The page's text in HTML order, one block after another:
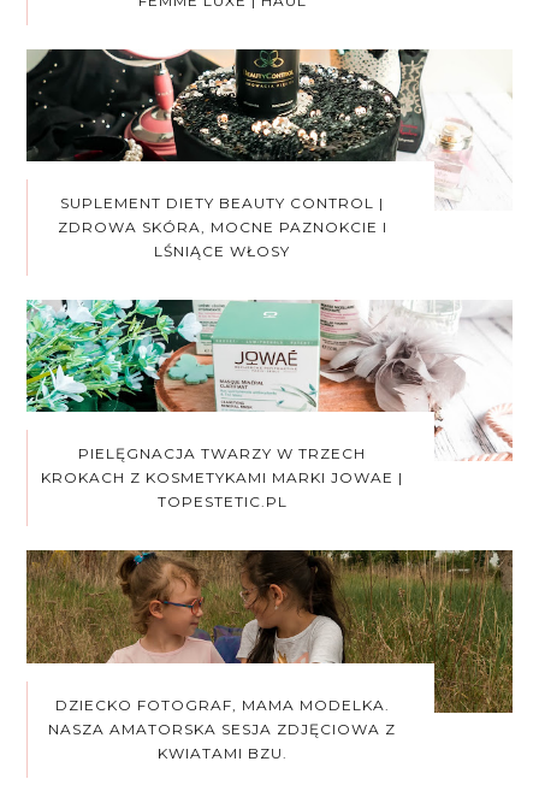
SUPLEMENT DIETY BEAUTY CONTROL |
ZDROWA SKÓRA, MOCNE PAZNOKCIE I
LŚNIĄCE WŁOSY
PIELĘGNACJA TWARZY W TRZECH
KROKACH Z KOSMETYKAMI MARKI JOWAE |
TOPESTETIC.PL
DZIECKO FOTOGRAF, MAMA MODELKA.
NASZA AMATORSKA SESJA ZDJĘCIOWA Z
KWIATAMI BZU.